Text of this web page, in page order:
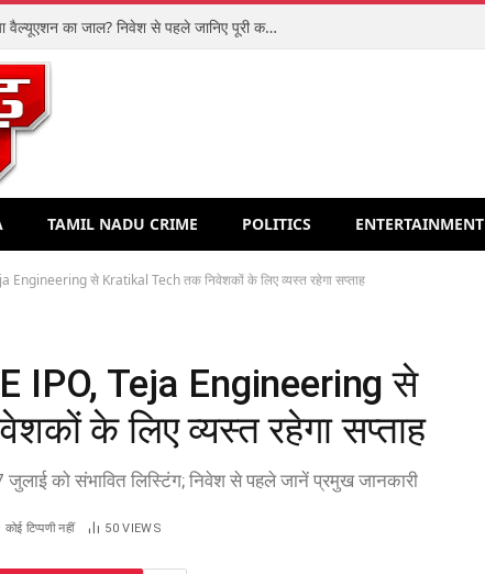
शिपरॉकेट आईपीओ: मजबूत कारोबार या वैल्यूएशन का जाल? निवेश से पहले जानिए पूरी कहानी
TAMIL NADU CRIME POLITICS ENTERTAINMENT
से Kratikal Tech तक निवेशकों के लिए व्यस्त रहेगा सप्ताह
Teja Engineering से
के लिए व्यस्त रहेगा सप्ताह
को संभावित लिस्टिंग; निवेश से पहले जानें प्रमुख जानकारी
कोई टिप्पणी नहीं 50VIEWS